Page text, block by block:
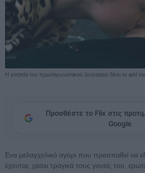
Η γοητεία του πρωταγωνιστικού ζευγαριού δίνει το φιλί
Προσθέστε το Flix στις
Google
Ενα μελαγχολικό αγόρι που προσπαθεί να
έχοντας χάσει τραγικά τους γονείς του,